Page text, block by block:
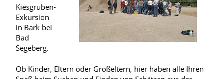
Kiesgruben-
Exkursion
in Bark bei
Bad
Segeberg.
Ob Kinder, Eltern oder Großeltern, hier haben alle Ihren